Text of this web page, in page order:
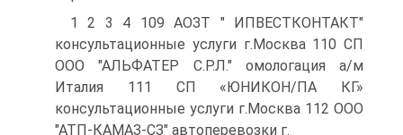
1 2 3 4 109 АОЗТ " ИПВЕСТКОНТАКТ"
консультационные услуги г.Москва 110 СП
ООО "АЛЬФАТЕР С.Р.Л." омологация а/м
Италия 111 СП «ЮНИКОН/ПА КГ»
консультационные услуги г.Москва 112 ООО
"АТП-КАМАЗ-СЗ" автоперевозки г.